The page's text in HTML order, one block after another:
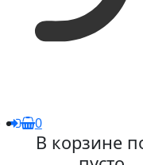
0
В корзине